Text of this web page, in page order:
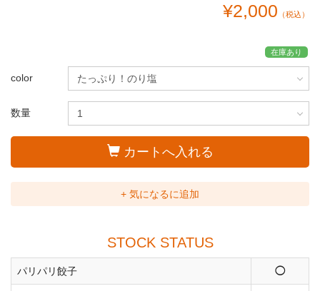
¥2,000 （税込）
在庫あり
color
数量
カートへ入れる
+ 気になるに追加
STOCK STATUS
パリパリ餃子 ◯